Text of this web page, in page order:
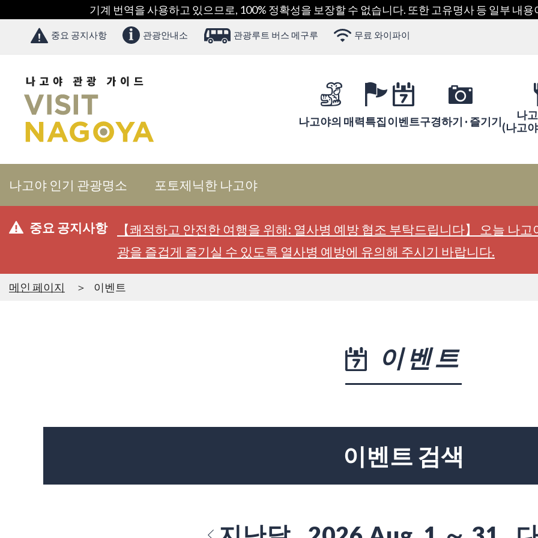
기계 번역을 사용하고 있으므로, 100% 정확성을 보장할 수 없습니다. 또한 고유명사 등 일부 내
중요 공지사항 관광안내소 관광루트 버스 메구루 무료 와이파이
나고야의 매력특집이벤트구경하기 · 즐기기
나
(나고
나고야 인기 관광명소 포토제닉한 나고야
중요 공지사항
【쾌적하고 안전한 여행을 위해: 열사병 예방 협조 부탁드립니다】 오늘 나
광을 즐겁게 즐기실 수 있도록 열사병 예방에 유의해 주시기 바랍니다.
메인 페이지 이벤트
이벤트
이벤트 검색